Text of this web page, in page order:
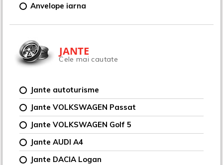
Anvelope iarna
JANTE
Cele mai cautate
Jante autoturisme
Jante VOLKSWAGEN Passat
Jante VOLKSWAGEN Golf 5
Jante AUDI A4
Jante DACIA Logan